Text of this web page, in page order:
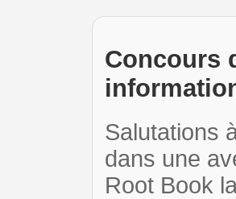
Concours
Salutations
dans une
Root Book